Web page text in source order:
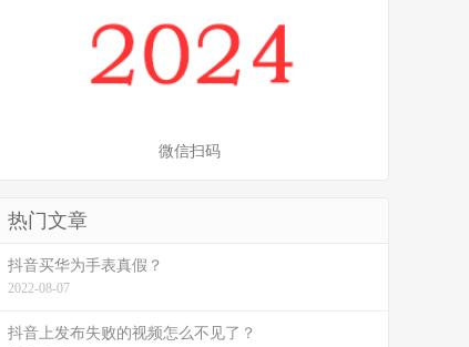
微信扫码
热门文章
抖音买华为手表真假？
2022-08-07
抖音上发布失败的视频怎么不见了？